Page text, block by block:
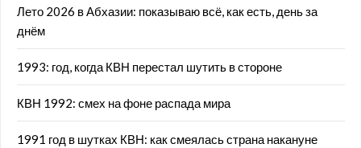
Лето 2026 в Абхазии: показываю всё, как есть, день за
днём
1993: год, когда КВН перестал шутить в стороне
КВН 1992: смех на фоне распада мира
1991 год в шутках КВН: как смеялась страна накануне